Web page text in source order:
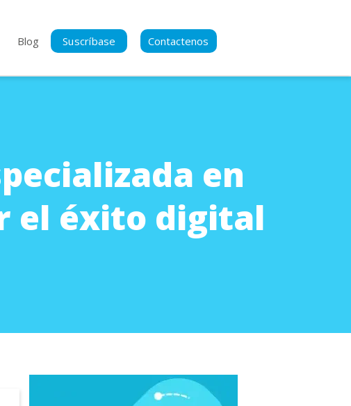
Blog Suscríbase
para manternerse al
Privacidad
Acepto la Política de Privacidad
Contactenos
en
el éxito digital